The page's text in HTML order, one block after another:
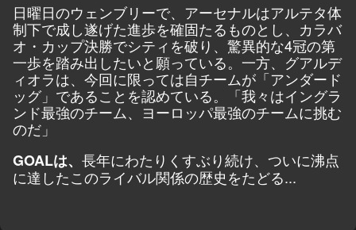
日曜日のウェンブリーで、アーセナルはアルテタ体
制下で成し遂げた進歩を確固たるものとし、カラバ
オ・カップ決勝でシティを破り、驚異的な4冠の第
一歩を踏み出したいと願っている。一方、グアルデ
ィオラは、今回に限っては自チームが「アンダード
ッグ」であることを認めている。「我々はイングラ
ンド最強のチーム、ヨーロッパ最強のチームに挑む
のだ」
GOALは、 長年にわたりくすぶり続け、ついに沸点
に達したこのライバル関係の歴史をたどる...